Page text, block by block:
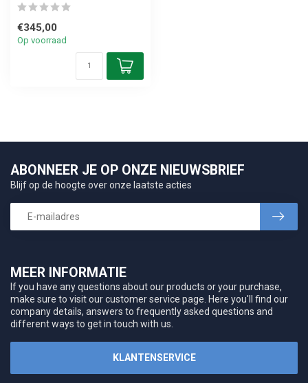
€345,00
Op voorraad
MEER INFORMATIE
If you have any questions about our products or your purchase,
make sure to visit our customer service page. Here you'll find our
company details, answers to frequently asked questions and
different ways to get in touch with us.
KLANTENSERVICE
ABONNEER JE OP ONZE NIEUWSBRIEF
Blijf op de hoogte over onze laatste acties